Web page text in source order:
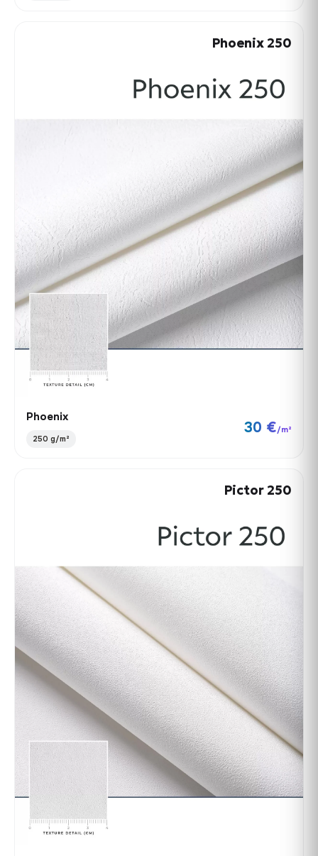
Phoenix 250
Phoenix
250 g/m²
30 €/m²
Pictor 250